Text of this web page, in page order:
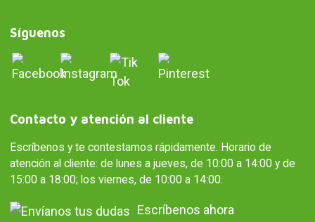
Síguenos
Contacto y atención al cliente
Escríbenos y te contestamos rápidamente. Horario de
atención al cliente: de lunes a jueves, de 10:00 a 14:00 y de
15:00 a 18:00; los viernes, de 10:00 a 14:00.
Escríbenos ahora